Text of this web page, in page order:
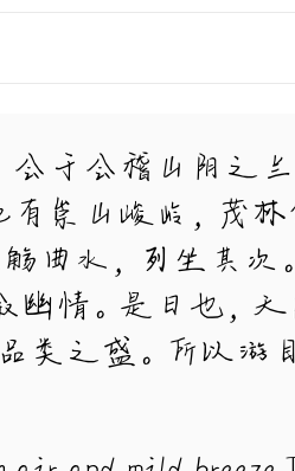
会于会稽山阴之
崇山峻岭，茂林
曲水，列坐其次
情。是日也，天
类之盛。所以游